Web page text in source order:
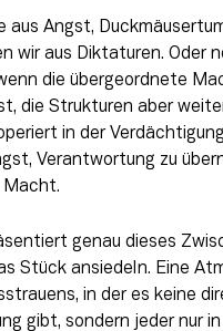
aus Angst,
wir aus Diktaturen. Oder
die übergeordnete
die Strukturen aber
in der
Verantwortung zu
Macht.
genau dieses
Stück ansiedeln. Eine
in der es keine
gibt, sondern jeder nur in